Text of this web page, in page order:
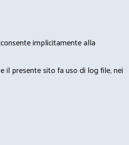
implicitamente alla
il presente sito fa uso di log file, nei